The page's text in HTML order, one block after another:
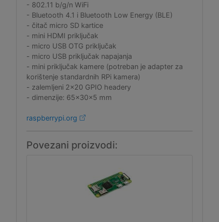
- 802.11 b/g/n WiFi
- Bluetooth 4.1 i Bluetooth Low Energy (BLE)
- čitač micro SD kartice
- mini HDMI priključak
- micro USB OTG priključak
- micro USB priključak napajanja
- mini priključak kamere (potreban je adapter za
korištenje standardnih RPi kamera)
- zalemljeni 2x20 GPIO headery
- dimenzije: 65x30x5 mm
raspberrypi.org
Povezani proizvodi: